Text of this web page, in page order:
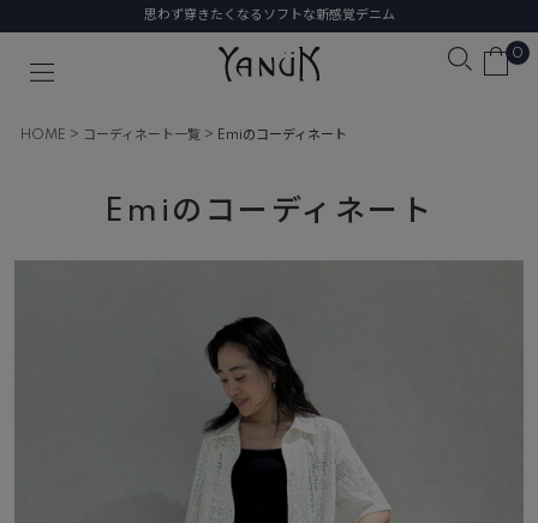
思わず穿きたくなるソフトな新感覚デニム
0
HOME コーディネート一覧 Emiのコーディネート
Emiのコーディネート